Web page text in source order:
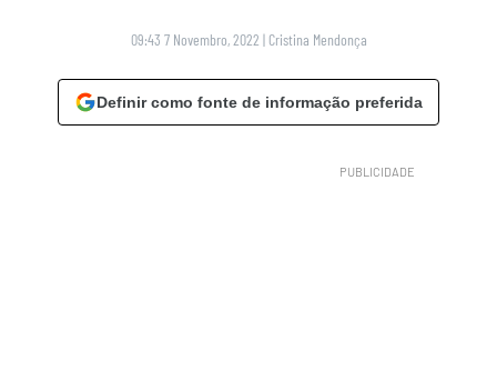
09:43 7 Novembro, 2022 | Cristina Mendonça
Definir como fonte de informação preferida